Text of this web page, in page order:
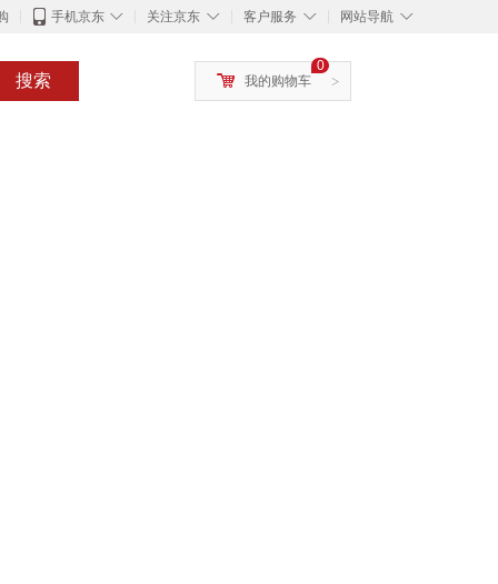
◇
手机京东 ◇
关注京东 ◇
客户服务 ◇
网站导航
搜索 >
0
我的购物车